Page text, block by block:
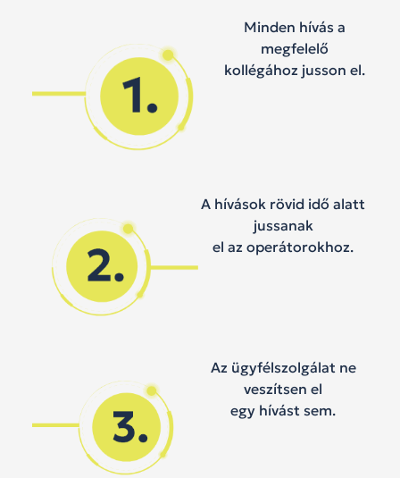
Minden hívás a
megfelelő
kollégához jusson el.
A hívások rövid idő alatt
jussanak
el az operátorokhoz.
Az ügyfélszolgálat ne
veszítsen el
egy hívást sem.